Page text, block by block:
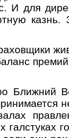
И для
Ближний